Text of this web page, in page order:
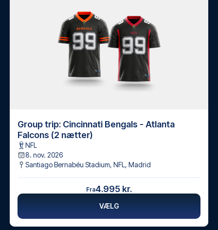
Group trip: Cincinnati Bengals - Atlanta
Falcons (2 nætter)
NFL
8. nov. 2026
Santiago Bernabéu Stadium, NFL, Madrid
Fra4.995 kr.
VÆLG